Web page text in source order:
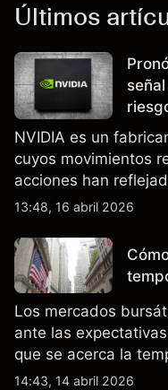
Últimos
NVIDIA es un
cuyos movimientos
acciones han
relacionada con la
de exportación de
en China.
13:48, 16 abril 2026
Los mercados
ante las
que se acerca la
14:43, 14 abril 2026